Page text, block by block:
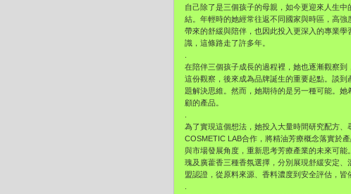
自己除了是三個孩子的母親，如今更迎來人生
結。年輕時的她經常往返不同國家與時區，高
帶來的舒緩與陪伴，也因此投入更深入的專業
識，這條路走了許多年。
在陪伴三個孩子成長的過程裡，她也逐漸觀察
這份觀察，後來成為品牌誕生的重要起點。談
題解決思維。然而，她期待的是另一種可能。
顧的產品。
為了實現這個想法，她投入大量時間研究配方
COSMETIC LAB合作，將精油芳療概念落實於
與市場發展角度，重新思考芳療產業的未來可
瑰及廣藿香三種香氛選擇，分別展現舒緩安定
盟認證，從原料來源、香料濃度到安全評估，皆